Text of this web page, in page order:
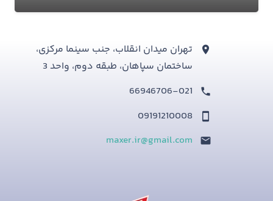
تهران میدان انقلاب، جنب سینما مرکزی،
ساختمان سپاهان، طبقه دوم، واحد 3
66946706-021
09191210008
maxer.ir@gmail.com